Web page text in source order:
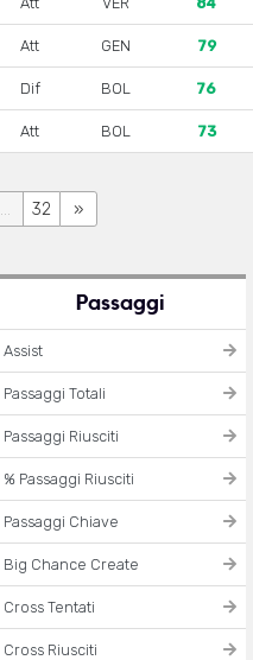
Att GEN 79
Dif BOL 76
Att BOL 73
... 32 »
Passaggi
Assist
Passaggi Totali
Passaggi Riusciti
% Passaggi Riusciti
Passaggi Chiave
Big Chance Create
Cross Tentati
Cross Riusciti